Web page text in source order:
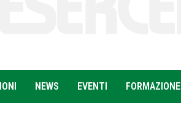
NEWS EVENTI FORMAZIONE